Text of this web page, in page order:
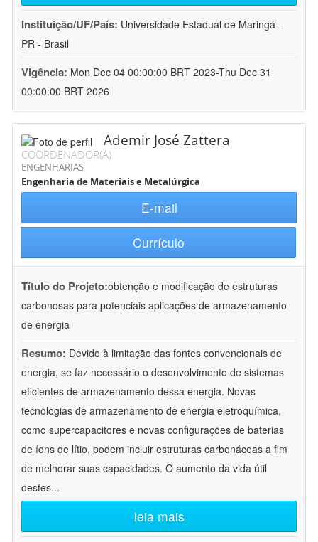
Instituição/UF/País: Universidade Estadual de Maringá -
PR - Brasil
Vigência: Mon Dec 04 00:00:00 BRT 2023-Thu Dec 31
00:00:00 BRT 2026
Ademir José Zattera
COORDENADOR(A)
ENGENHARIAS
Engenharia de Materiais e Metalúrgica
E-mail
Currículo
Título do Projeto:obtenção e modificação de estruturas
carbonosas para potenciais aplicações de armazenamento
de energia
Resumo: Devido à limitação das fontes convencionais de
energia, se faz necessário o desenvolvimento de sistemas
eficientes de armazenamento dessa energia. Novas
tecnologias de armazenamento de energia eletroquímica,
como supercapacitores e novas configurações de baterias
de íons de lítio, podem incluir estruturas carbonáceas a fim
de melhorar suas capacidades. O aumento da vida útil
destes...
leia mais